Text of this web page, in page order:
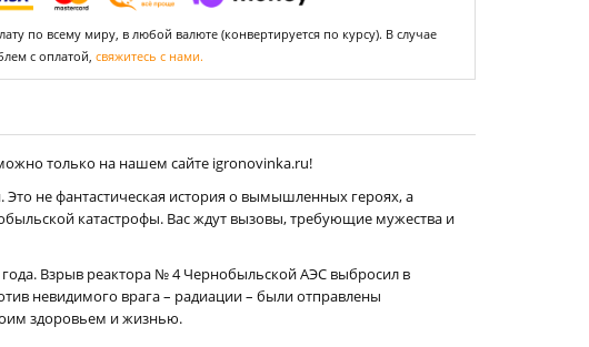
по всему миру, в любой валюте (конвертируется по курсу). В случае
с оплатой, свяжитесь с нами.
только на нашем сайте igronovinka.ru!
не фантастическая история о вымышленных героях, а
катастрофы. Вас ждут вызовы, требующие мужества и
Взрыв реактора № 4 Чернобыльской АЭС выбросил в
невидимого врага – радиации – были отправлены
здоровьем и жизнью.